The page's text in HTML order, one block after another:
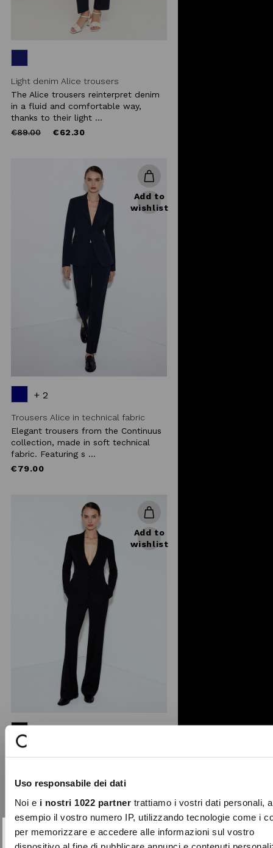
Uso responsabile dei dati
Noi e i nostri 1022 partnertrattiamo i vostri dati personali,
esempio il vostro numero IP, utilizzando tecnologie come i
per memorizzare e accedere alle informazioni sul vostro
dispositivo al fine di pubblicare annunci e contenuti
Light denim Alice trousers
The Alice trousers reinterpret denim
in a fluid and comfortable way,
thanks to their light ...
Price
€89.00to €62.30
Add to
wishlist
+ 2
Trousers Alice in technical fabric
Elegant trousers from the Continuus
collection, made in soft technical
fabric. Featuring s ...
€79.00
Add to
wishlist
collection, made in soft technical
fabric. Featuring straight ...
€79.00
Close
SUBSCRIBE TO OUR